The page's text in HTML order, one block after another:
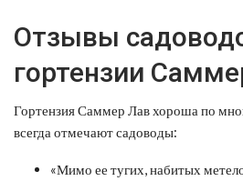
Отзывы
гортензии
Гортензия Саммер Лав хороша по
всегда отмечают садоводы:
«Мимо ее тугих, набитых